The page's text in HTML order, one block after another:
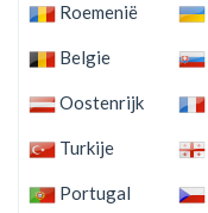
Roemenië
Belgie
Oostenrijk
Turkije
Portugal